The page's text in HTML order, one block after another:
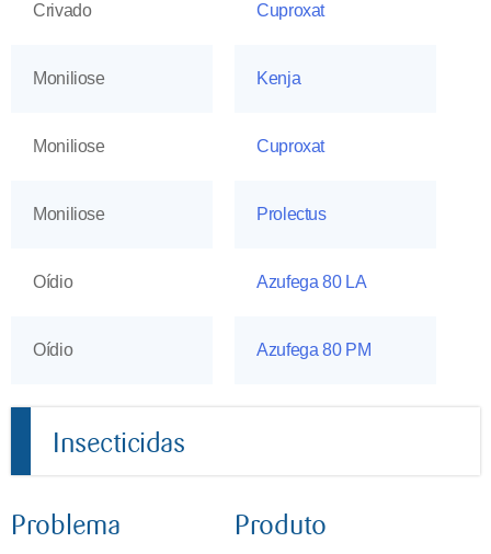
Crivado Cuproxat
Moniliose Kenja
Moniliose Cuproxat
Moniliose Prolectus
Oídio Azufega 80 LA
Oídio Azufega 80 PM
Insecticidas
Problema Produto